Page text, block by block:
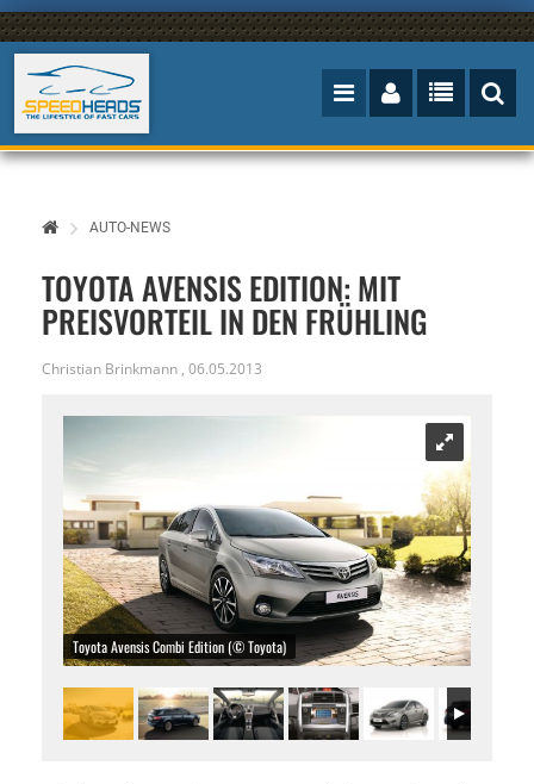
AUTO-NEWS
TOYOTA AVENSIS EDITION: MIT
PREISVORTEIL IN DEN FRÜHLING
Christian Brinkmann , 06.05.2013
Toyota Avensis Combi Edition (© Toyota)